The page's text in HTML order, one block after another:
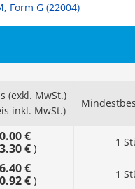
Form G (22004)
(exkl. MwSt.)
inkl. MwSt.)
€
€) 1
€
€) 1